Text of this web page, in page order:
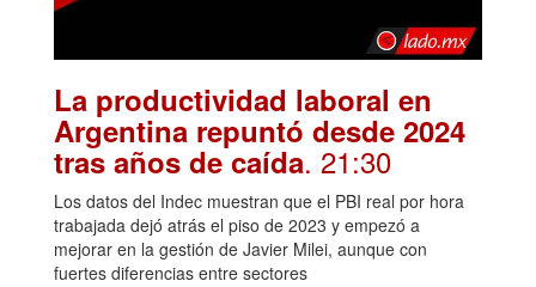
La productividad laboral en
Argentina repuntó desde 2024
tras años de caída. 21:30
Los datos del Indec muestran que el PBI real por hora
trabajada dejó atrás el piso de 2023 y empezó a
mejorar en la gestión de Javier Milei, aunque con
fuertes diferencias entre sectores